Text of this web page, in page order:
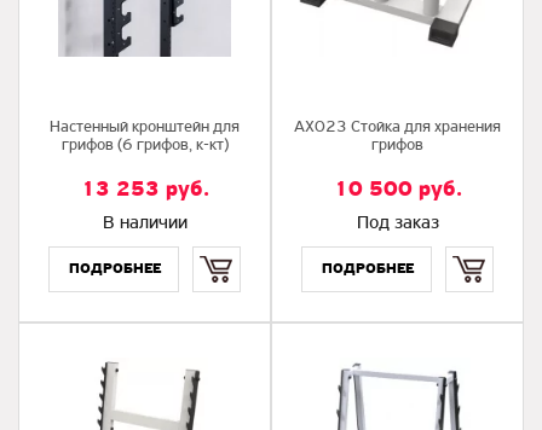
Настенный кронштейн для
грифов (6 грифов, к-кт)
13 253 руб.
В наличии
AX023 Стойка для хранения
грифов
10 500руб.
Под заказ